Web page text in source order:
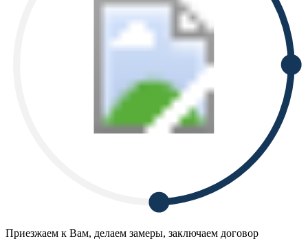
Приезжаем к Вам, делаем замеры, заключаем договор